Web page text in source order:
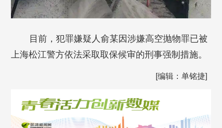
目前，犯罪嫌疑人俞某因涉嫌高空抛物罪已被
上海松江警方依法采取取保候审的刑事强制措施。
[编辑：单铭捷]